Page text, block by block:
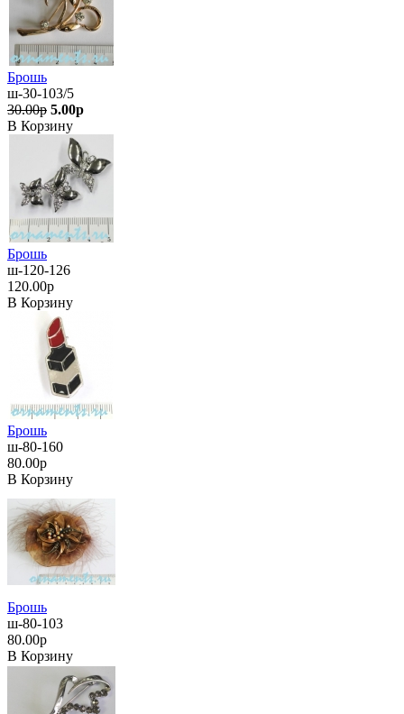
Брошь
ш-30-103/5
30.00р 5.00р
В Корзину
Брошь
ш-120-126
120.00р
В Корзину
Брошь
ш-80-160
80.00р
В Корзину
Брошь
ш-80-103
80.00р
В Корзину